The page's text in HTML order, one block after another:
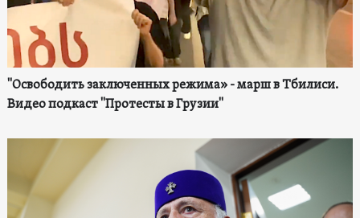
"Освободить заключенных режима» - марш в Тбилиси.
Видео подкаст "Протесты в Грузии"